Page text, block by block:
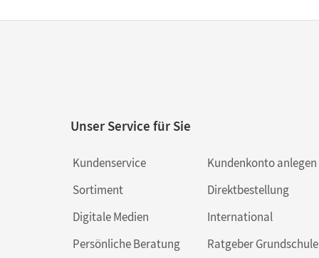
Unser Service für Sie
Kundenservice
Sortiment
Digitale Medien
Persönliche Beratung
Kundenkonto anlegen
Direktbestellung
International
Ratgeber Grundschule